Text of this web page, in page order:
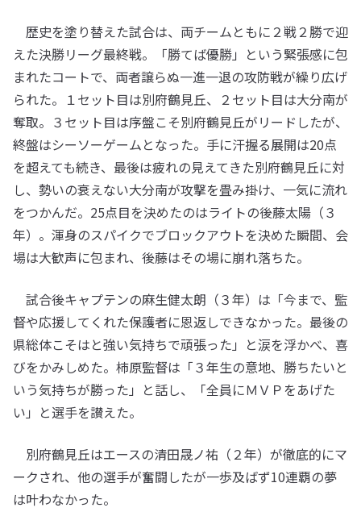
歴史を塗り替えた試合は、両チームともに２戦２勝で迎
えた決勝リーグ最終戦。「勝てば優勝」という緊張感に包
まれたコートで、両者譲らぬ一進一退の攻防戦が繰り広げ
られた。１セット目は別府鶴見丘、２セット目は大分南が
奪取。３セット目は序盤こそ別府鶴見丘がリードしたが、
終盤はシーソーゲームとなった。手に汗握る展開は20点
を超えても続き、最後は疲れの見えてきた別府鶴見丘に対
し、勢いの衰えない大分南が攻撃を畳み掛け、一気に流れ
をつかんだ。25点目を決めたのはライトの後藤太陽（３
年）。渾身のスパイクでブロックアウトを決めた瞬間、会
場は大歓声に包まれ、後藤はその場に崩れ落ちた。
試合後キャプテンの麻生健太朗（３年）は「今まで、監
督や応援してくれた保護者に恩返しできなかった。最後の
県総体こそはと強い気持ちで頑張った」と涙を浮かべ、喜
びをかみしめた。柿原監督は「３年生の意地、勝ちたいと
いう気持ちが勝った」と話し、「全員にＭＶＰをあげた
い」と選手を讃えた。
別府鶴見丘はエースの清田晟ノ祐（２年）が徹底的にマ
ークされ、他の選手が奮闘したが一歩及ばず10連覇の夢
は叶わなかった。